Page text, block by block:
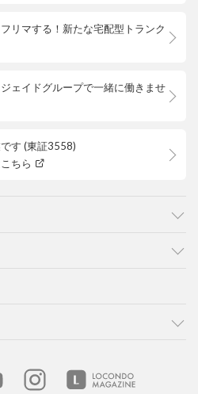
リマする！新たな宅配型トランク
ェイドグループで一緒に働きませ
す (東証3558)
ちら